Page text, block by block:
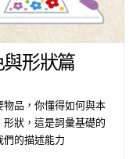
與形狀篇
品，你懂得如何與本
狀，這是詞彙基礎的
的描述能力